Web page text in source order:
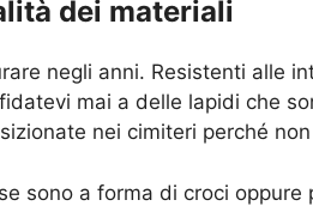
dei materiali
negli anni. Resistenti alle
mai a delle lapidi che
nei cimiteri perché
sono a forma di croci